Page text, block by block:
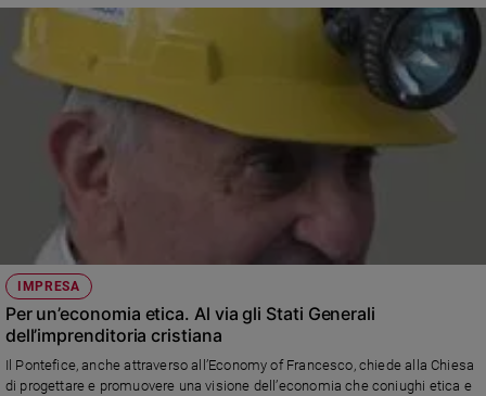
IMPRESA
Per un’economia etica. Al via gli Stati Generali
dell’imprenditoria cristiana
Il Pontefice, anche attraverso all’Economy of Francesco, chiede alla Chiesa
di progettare e promuovere una visione dell’economia che coniughi etica e